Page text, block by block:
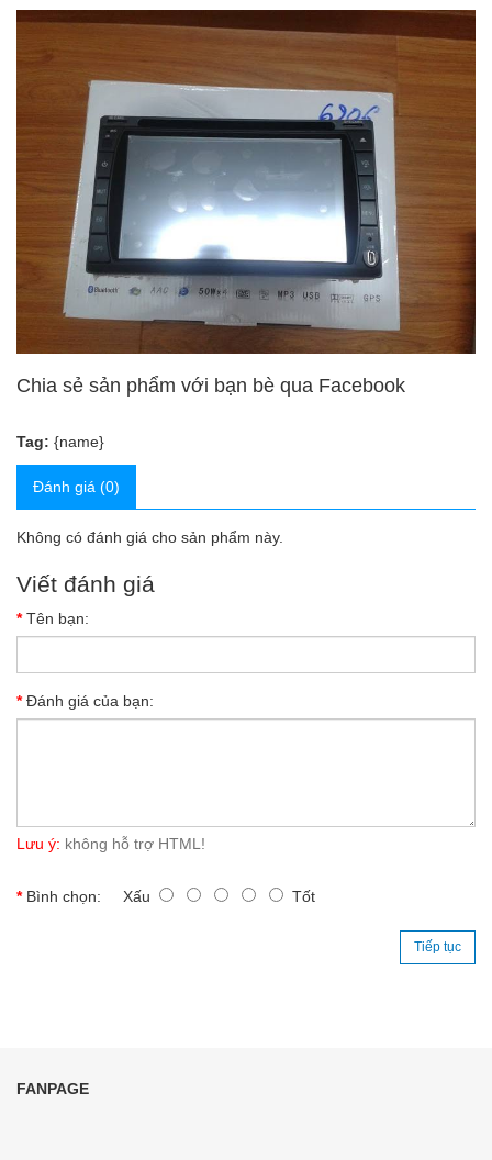
Chia sẻ sản phẩm với bạn bè qua Facebook
Tag: {name}
Đánh giá (0)
Không có đánh giá cho sản phẩm này.
Viết đánh giá
Tên bạn:
Đánh giá của bạn:
Lưu ý: không hỗ trợ HTML!
Bình chọn: Xấu Tốt
Tiếp tục
FANPAGE